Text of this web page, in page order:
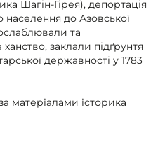
Шагін-Гірея), депортація
населення до Азовської
та
заклали підґрунтя
державності у 1783
матеріалами історика